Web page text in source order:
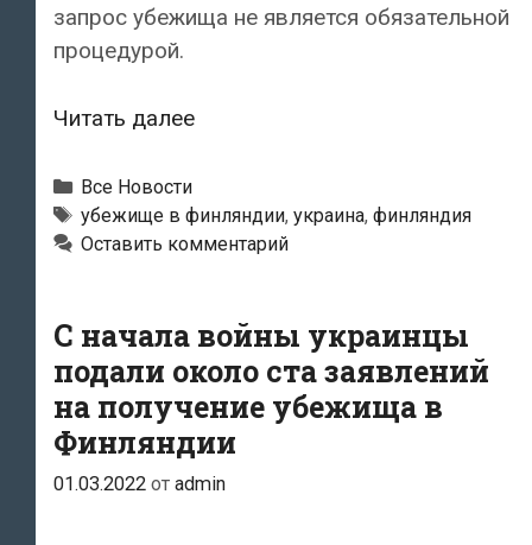
запрос убежища не является обязательной
процедурой.
Читать далееMTV:
украинцев
запросили
Финляндии
Рубрики
Все Новости
Метки
убежище в финляндии, украина, финляндия
Оставить комментарий
С начала войны украинцы
подали около ста заявлений
на получение убежища в
Финляндии
01.03.2022 от admin